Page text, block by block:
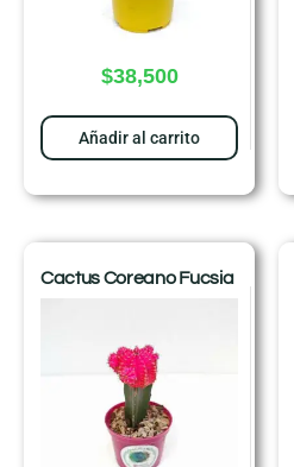
$38,500
Añadir al carrito
Cactus Coreano Fucsia